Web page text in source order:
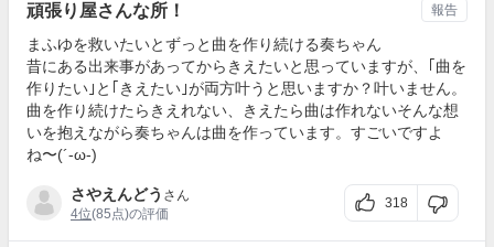
頑張り屋さんな所！
まふゆを救いたいとずっと曲を作り続ける奏ちゃん
昔にある出来事があってからきえたいと思っていますが、｢曲を
作りたい｣と｢きえたい｣が両方叶うと思いますか？叶いません。
曲を作り続けたらきえれない、きえたら曲は作れないそんな想
いを抱えながら奏ちゃんは曲を作っています。すごいですよ
ね〜(´-ω-)
さやえんどう さん
4位(85点)の評価
318
報告